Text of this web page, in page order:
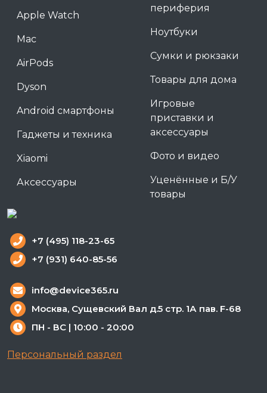
Apple Watch
Mac
AirPods
Dyson
Android смартфоны
Гаджеты и техника
Xiaomi
Аксессуары
периферия
Ноутбуки
Сумки и рюкзаки
Товары для дома
Игровые
приставки и
аксессуары
Фото и видео
Уценённые и Б/У
товары
+7 (495) 118-23-65
+7 (931) 640-85-56
info@device365.ru
Москва, Сущевский Вал д.5 стр. 1А пав. F-68
ПН - ВС | 10:00 - 20:00
Персональный раздел